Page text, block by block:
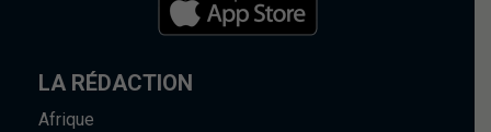
LA RÉDACTION
Afrique